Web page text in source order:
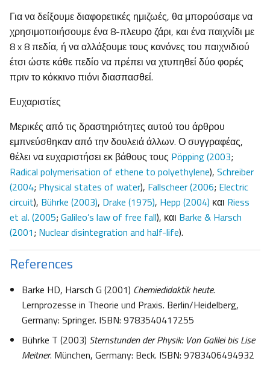
Για να δείξουμε διαφορετικές ημιζωές, θα μπορούσαμε να
χρησιμοποιήσουμε ένα 8-πλευρο ζάρι, και ένα παιχνίδι με
8 x 8 πεδία, ή να αλλάξουμε τους κανόνες του παιχνιδιού
έτσι ώστε κάθε πεδίο να πρέπει να χτυπηθεί δύο φορές
πριν το κόκκινο πιόνι διασπασθεί.
Ευχαριστίες
Μερικές από τις δραστηριότητες αυτού του άρθρου
εμπνεύσθηκαν από την δουλειά άλλων. Ο συγγραφέας,
θέλει να ευχαριστήσει εκ βάθους τους Pöpping (2003;
Radical polymerisation of ethene to polyethylene), Schreiber
(2004; Physical states of water), Fallscheer (2006; Electric
circuit), Bührke (2003), Drake (1975), Hepp (2004) και Riess
et al. (2005; Galileo’s law of free fall), και Barke & Harsch
(2001; Nuclear disintegration and half-life).
References
Barke HD, Harsch G (2001) Chemiedidaktik heute.
Lernprozesse in Theorie und Praxis. Berlin/Heidelberg,
Germany: Springer. ISBN: 9783540417255
Bührke T (2003) Sternstunden der Physik: Von Galilei bis Lise
Meitner. München, Germany: Beck. ISBN: 9783406494932